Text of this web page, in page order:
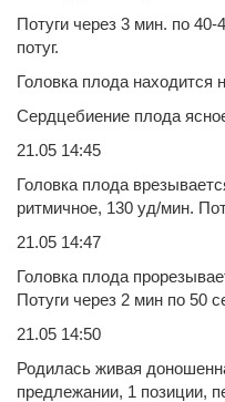
Потуги через 3 мин. по
потуг.
Головка плода находится
Сердцебиение плода
21.05 14:45
Головка плода
ритмичное, 130 уд/мин.
21.05 14:47
Головка плода
Потуги через 2 мин по 50
21.05 14:50
Родилась живая
предлежании, 1 позиции,